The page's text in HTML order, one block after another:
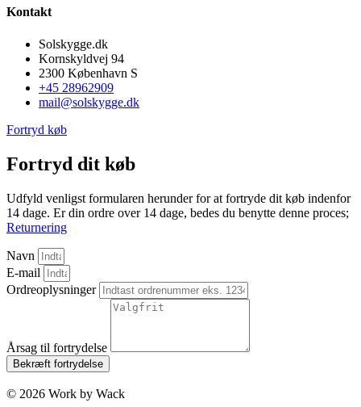
Kontakt
Solskygge.dk
Kornskyldvej 94
2300 København S
+45 28962909
mail@solskygge.dk
Fortryd køb
Fortryd dit køb
Udfyld venligst formularen herunder for at fortryde dit køb indenfor
14 dage. Er din ordre over 14 dage, bedes du benytte denne proces;
Returnering
Navn
E-mail
Ordreoplysninger
Årsag til fortrydelse
Bekræft fortrydelse
© 2026 Work by Wack